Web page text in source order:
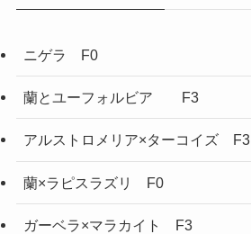
ニゲラ F0
蘭とユーフォルビア F3
アルストロメリア×ターコイズ F3
蘭×ラピスラズリ F0
ガーベラ×マラカイト F3